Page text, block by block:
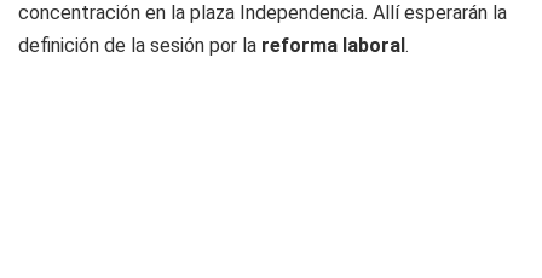
concentración en la plaza Independencia. Allí esperarán la
definición de la sesión por la reforma laboral.